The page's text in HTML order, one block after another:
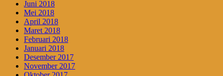
Juni 2018
Mei 2018
April 2018
Maret 2018
Februari 2018
Januari 2018
Desember 2017
November 2017